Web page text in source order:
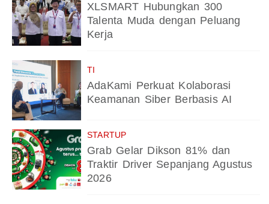
XLSMART Hubungkan 300
Talenta Muda dengan Peluang
Kerja
TI
AdaKami Perkuat Kolaborasi
Keamanan Siber Berbasis AI
STARTUP
Grab Gelar Dikson 81% dan
Traktir Driver Sepanjang Agustus
2026